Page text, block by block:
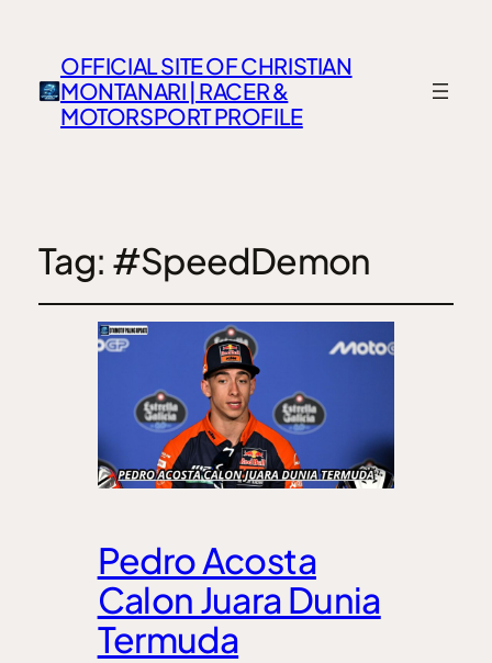
OFFICIAL SITE OF CHRISTIAN
MONTANARI | RACER &
MOTORSPORT PROFILE
Tag: #SpeedDemon
Pedro Acosta
Calon Juara Dunia
Termuda